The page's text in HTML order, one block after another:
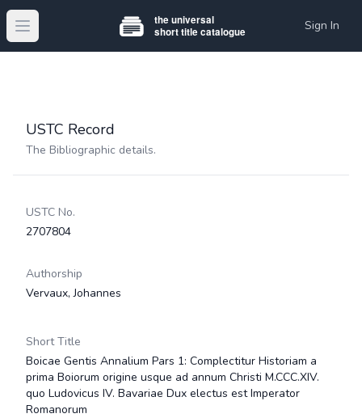
Open main menu Sign In
USTC Record
The Bibliographic details.
USTC No.
2707804
Authorship
Vervaux, Johannes
Short Title
Boicae Gentis Annalium Pars 1: Complectitur Historiam a
prima Boiorum origine usque ad annum Christi M.CCC.XIV.
quo Ludovicus IV. Bavariae Dux electus est Imperator
Romanorum